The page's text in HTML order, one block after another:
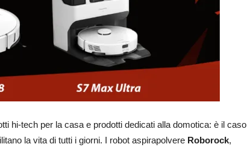
hi-tech per la casa e prodotti dedicati alla domotica: è il caso
la vita di tutti i giorni. I robot aspirapolvere Roborock,